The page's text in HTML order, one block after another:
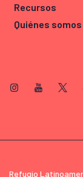
Recursos
Quiénes somos
Refugio